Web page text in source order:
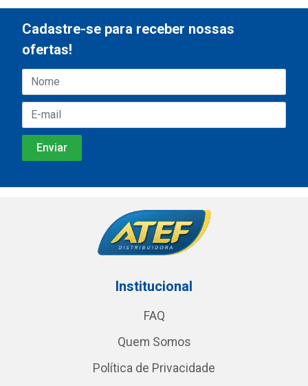
Cadastre-se para receber nossas
ofertas!
Institucional
FAQ
Quem Somos
Política de Privacidade